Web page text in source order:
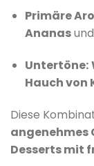
Primäre
Ananasund
Untertöne:
Hauch von
Diese
angenehmes
Desserts mit